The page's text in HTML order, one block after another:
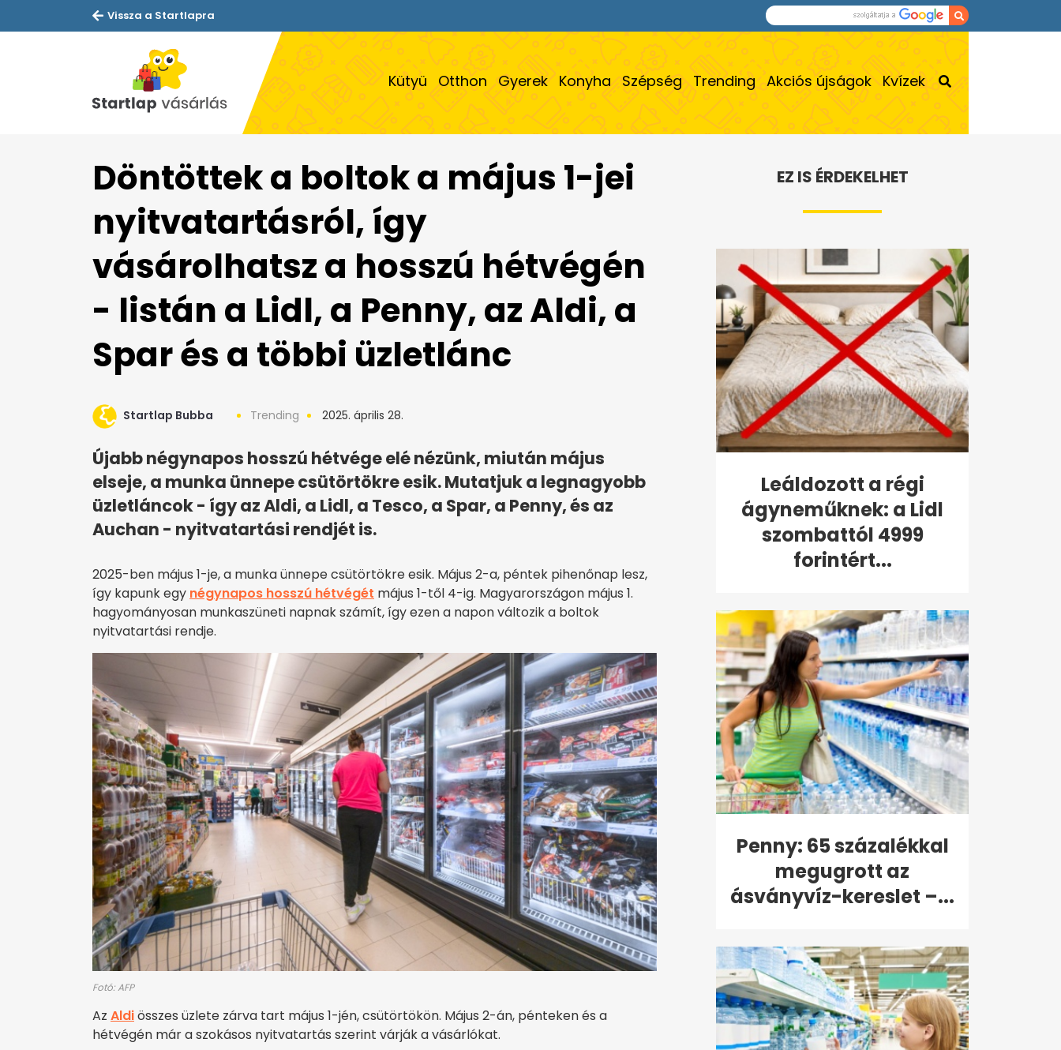
Vissza a Startlapra
Kütyü Otthon Gyerek Konyha Szépség Trending Akciós újságok Kvízek
Döntöttek a boltok a május 1-jei
nyitvatartásról, így
vásárolhatsz a hosszú hétvégén
- listán a Lidl, a Penny, az Aldi, a
Spar és a többi üzletlánc
Startlap Bubba Trending 2025. április 28.
Újabb négynapos hosszú hétvége elé nézünk, miután május
elseje, a munka ünnepe csütörtökre esik. Mutatjuk a legnagyobb
üzletláncok - így az Aldi, a Lidl, a Tesco, a Spar, a Penny, és az
Auchan - nyitvatartási rendjét is.
2025-ben május 1-je, a munka ünnepe csütörtökre esik. Május 2-a, péntek pihenőnap lesz,
így kapunk egy négynapos hosszú hétvégét május 1-től 4-ig. Magyarországon május 1.
hagyományosan munkaszüneti napnak számít, így ezen a napon változik a boltok
nyitvatartási rendje.
Fotó: AFP
Az Aldiösszes üzlete zárva tart május 1-jén, csütörtökön. Május 2-án, pénteken és a
hétvégén már a szokásos nyitvatartás szerint várják a vásárlókat.
EZ IS ÉRDEKELHET
Leáldozott a régi
ágyneműknek: a Lidl
szombattól 4999
forintért...
Penny: 65 százalékkal
megugrott az
ásványvíz-kereslet –...